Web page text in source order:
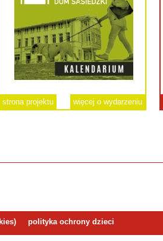
strona projektu więcej o wydarzeniu
polityka ochrony dzieci